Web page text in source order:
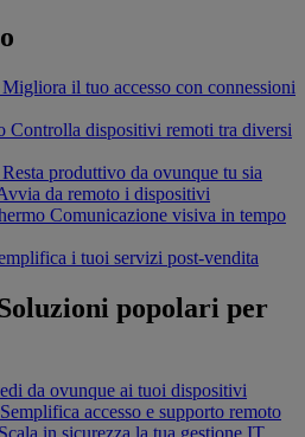
Migliora il tuo accesso con connessioni
Controlla dispositivi remoti tra diversi
Resta produttivo da ovunque tu sia
da remoto i dispositivi
Comunicazione visiva in tempo
i tuoi servizi post-vendita
popolari per
da ovunque ai tuoi dispositivi
Semplifica accesso e supporto remoto
Scala in sicurezza la tua gestione IT